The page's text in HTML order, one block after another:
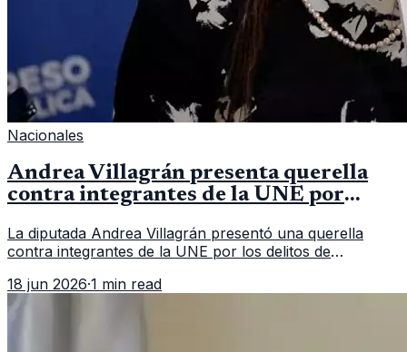
Nacionales
Andrea Villagrán presenta querella
contra integrantes de la UNE por
La diputada Andrea Villagrán presentó una querella
contra integrantes de la UNE por los delitos de
18 jun 2026·1 min read